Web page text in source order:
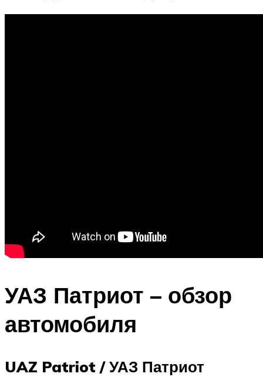
УАЗ Патриот – обзор
автомобиля
UAZ Patriot / УАЗ Патриот